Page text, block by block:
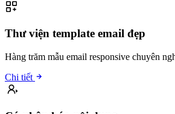
Thư viện template email đẹp
Hàng trăm mẫu email responsive chuyên
Chi tiết